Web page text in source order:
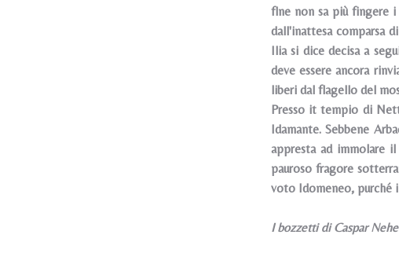
flne non sa più fingere
dall'inattesa comparsa
Ilia si dice decisa a
deve essere ancora
liberi dal flagello del
Presso it tempio di
Idamante. Sebbene
appresta ad immolare
pauroso fragore
voto Idomeneo, purché
I bozzetti di Caspar